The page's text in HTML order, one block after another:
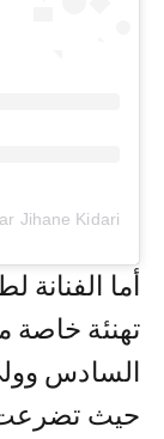
أما
تهنئة خاصة
السادس
حيث تضرعت